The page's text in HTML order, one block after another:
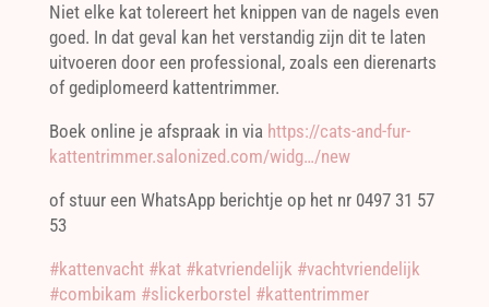
Niet elke kat tolereert het knippen van de nagels even
goed. In dat geval kan het verstandig zijn dit te laten
uitvoeren door een professional, zoals een dierenarts
of gediplomeerd kattentrimmer.
Boek online je afspraak in via https://cats-and-fur-
kattentrimmer.salonized.com/widg…/new
of stuur een WhatsApp berichtje op het nr 0497 31 57
53
#kattenvacht#kat#katvriendelijk #vachtvriendelijk
#combikam #slickerborstel #kattentrimmer